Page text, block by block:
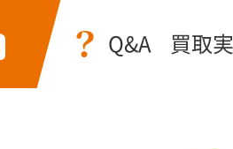
Q&A 買取